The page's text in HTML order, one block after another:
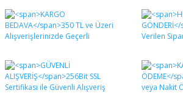
Bu ürüne ilk yorumu siz
Yorum Yaz
Bu ürünün fiyat bilgisi, resim, ürün
diğer konularda yetersiz gördüğünüz
formunu kullanarak tarafımıza
Görüş ve önerileriniz için teşekkür
Ürün resmi kalitesiz, bozuk veya
Ürün açıklamasında eksik bilgiler